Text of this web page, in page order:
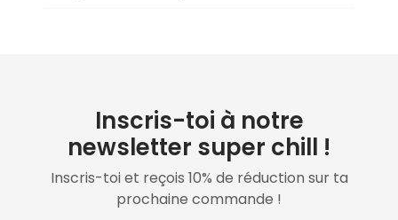
Inscris-toi à notre
newsletter super chill !
Inscris-toi et reçois 10% de réduction sur ta
prochaine commande !